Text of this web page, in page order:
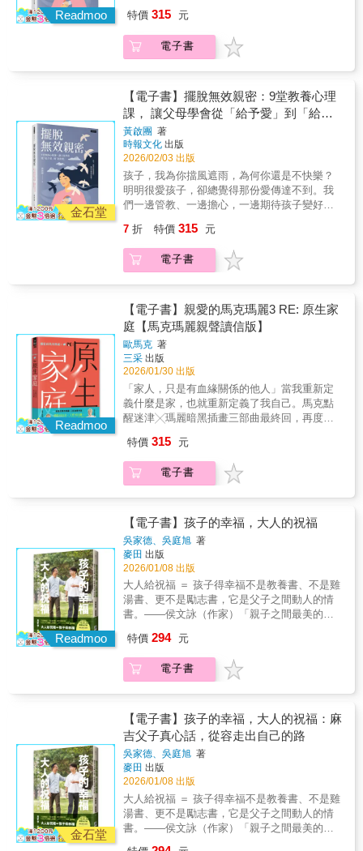
子女的文化與世代差異，有助於與孩子溝通和
連結，分辨哪些仗得打、哪些事讓它過去。◆
孩子做出令人遺憾的選擇，不一定代表你是失
敗的父母。◆把孩子理當承受的後果拿走，就
要」，但這會讓父母鼓勵孩子的依賴。◆不要
逼孩子在你與他們的新家庭之間做選擇。◆做
祖父母最棒的，就是可以不用再鑽進為人父母
的牛角尖，只把注意力放那些真正重要的事情
上。◆不管你有沒有錢留給繼承人，都要與孩
子溝通你的遺產計畫。當孩子成為大人，父母
也需要再「成長」一次！
──「本質直觀」是找出事情的「源頭」，與孩
「事情的根源」是什麼。以語言表達事物本質
的哲學思考方式。具體來說，就是參加者一起
思考各種概念，並嘗試用語言將其清晰化，例
麼」，甚至「玩樂是什麼」「戀愛是什麼」
「信賴是什麼」「成長是什麼」等，都能成為
本質直觀的哲學對話主題。這類問題往往沒有
絕對的標準答案。然而，在討論中是否能達到
「沒錯，確實能這樣說，這就是本質！」的深
刻洞察，或至少盡可能接近，正是哲學最重要
的核心價值所在。
Readmoo
變壞，只是學會了沉默與退縮--因為在被責備與
被忽略之間，他感受不到被理解。愛，愛是一
種能量，也是每個父母的本能。但只有當孩子
庭案例為基礎，從心理學角度拆解家庭教育的
深層機制，帶領父母重新理解--「愛」從來不是
問題，問題在於愛的方式。本書以心理學為基
礎，提出「四種教養模式」、「孩子成長的心
理基礎」與「敏感化與復原力」等觀點，從以
下四個關鍵面向，幫助父母解開教養的根本難
題：" 性格養成： 孩子將成為什麼樣的人，比
他能做什麼更重要。" 信念與價值觀： 行為的
根源不在能力，而在潛藏的信念。" 情緒與復原
力： 父母懂得共情，孩子才能面對世界。" 自
子被看見、被尊重、被信任。每章皆以生活案
例開場，並附有練習指引，讓父母能將理解化
為行動，修正溝通模式，在陪伴中成長，讓家
天，知識可以被取代，但理解自己、感受他
人、面對世界的力量，才是孩子一生的底氣。
這本書不講空泛理論，也不販賣焦慮，而是幫
你看懂親子關係的心理運作，讓「愛」不再變
成壓力，而成為孩子成長的力量源泉。教育，
不是塑造一個完美的孩子，而是讓他有力量面
對不完美的世界。這不是一本教你「如何當好
父母」的書，而是一本教你「如何讓愛被看
特價 315 元
電子書
金石堂
【電子書】擺脫無效親密：9堂教養心理
課， 讓父母學會從「給予愛」到「給對
愛」
黃啟團 著
時報文化 出版
2026/02/03 出版
孩子，我為你擋風遮雨，為何你還是不快樂？
明明很愛孩子，卻總覺得那份愛傳達不到。我
們一邊管教、一邊擔心，一邊期待孩子變好，
變壞，只是學會了沉默與退縮--因為在被責備與
被忽略之間，他感受不到被理解。愛，愛是一
種能量，也是每個父母的本能。但只有當孩子
庭案例為基礎，從心理學角度拆解家庭教育的
深層機制，帶領父母重新理解--「愛」從來不是
問題，問題在於愛的方式。本書以心理學為基
礎，提出「四種教養模式」、「孩子成長的心
理基礎」與「敏感化與復原力」等觀點，從以
下四個關鍵面向，幫助父母解開教養的根本難
題：" 性格養成： 孩子將成為什麼樣的人，比
他能做什麼更重要。" 信念與價值觀： 行為的
根源不在能力，而在潛藏的信念。" 情緒與復原
力： 父母懂得共情，孩子才能面對世界。" 自
子被看見、被尊重、被信任。每章皆以生活案
例開場，並附有練習指引，讓父母能將理解化
為行動，修正溝通模式，在陪伴中成長，讓家
天，知識可以被取代，但理解自己、感受他
人、面對世界的力量，才是孩子一生的底氣。
這本書不講空泛理論，也不販賣焦慮，而是幫
你看懂親子關係的心理運作，讓「愛」不再變
成壓力，而成為孩子成長的力量源泉。教育，
不是塑造一個完美的孩子，而是讓他有力量面
對不完美的世界。這不是一本教你「如何當好
見」的書。
7 折 特價 315 元
電子書
Readmoo
【電子書】親愛的馬克瑪麗3 RE: 原生家
庭【馬克瑪麗親聲讀信版】
歐馬克 著
三采 出版
2026/01/30 出版
「家人，只是有血緣關係的他人」當我重新定
義什麼是家，也就重新定義了我自己。馬克點
醒迷津╳瑪麗暗黑插畫三部曲最終回，再度神
容簡介】✦情侶可以分、工作可以離，但搞不
定的家人怎麼辦？等等、等等，在想怎麼辦之
前，先思考對你來說，什麼是家？真正的家，
眼，大至想逃家，總有一個與你有關！〆過年
帶老母出門，被從頭嫌到尾〆16歲時，我發現
爸爸有外遇……〆我媽是全方面的控制狂暴
君！〆重男輕女的家庭，讓人窒息……這一
次，不告訴你怎麼拯救別人，只教你如何「自
保」。✦刻骨經驗╳理性分析╳生動譬喻馬克
親身經歷，看懂大家的痛……馬克說，高中是
他跟家裡處得最不好的時候，從與爸爸的肢體
衝突，到跟媽媽的情緒冷戰……可是他並沒有
歲。（別擔心，馬克媽還活得好好的，當時是
她決定主動搬家）這麼多年，他看見家人的另
一面、看見情緒，也看懂網友的來信……✦期
待道歉，是活在自設監獄「我就是過不去
啊！」很多人面對家庭問題會這樣反駁。今天
不管我們長成了什麼樣的大人，永遠都可以責
怪：是原生家庭把我變成這樣的。但歸因之
後，問題解決了嗎？沒有。只有當你止息了心
中的苦，才真正止息了來自於上一代、上上一
代、乃至世世代代的苦。✦翻開這本書，從怨
靈小隊脫隊！❝你的內在就像是一群孩子，痛苦
則是其中的drama queen，但要記得，你才是這
特價 315 元
電子書
Readmoo
【電子書】孩子的幸福，大人的祝福
吳家德、吳庭旭 著
麥田 出版
2026/01/08 出版
大人給祝福 ＝ 孩子得幸福不是教養書、不是雞
湯書、更不是勵志書，它是父子之間動人的情
書。——侯文詠（作家）「親子之間最美的互
懂得說對不起、且能聆聽孩子的父親，一個懂
得付出關心、在爸爸運動受傷時停下腳步的兒
子。勵志暢銷作家吳家德與兒子的生命思索，
蜿蜒，才能踏實掌握生命選擇權。我不把自己
的遺憾，投射在孩子身上。我學生時代的成績
中等，沒有耀眼的名次。但我並不覺得那是失
敗，反而感謝那段平凡的日子，讓我懂得努力
的價值。許多父母容易陷入一種無形的補償心
理：「我當年沒做到的，就要孩子幫我完
成。」但這樣的期待，往往變成壓力。孩子的
人生，終究該由他自己去書寫。我時常提醒自
己：不要用「我覺得好的路」，取代「他想走
的方向」。我能做的，是分享經驗、提供資
特價 294 元
電子書
金石堂
【電子書】孩子的幸福，大人的祝福：麻
吉父子真心話，從容走出自己的路
吳家德、吳庭旭 著
麥田 出版
2026/01/08 出版
大人給祝福 ＝ 孩子得幸福不是教養書、不是雞
湯書、更不是勵志書，它是父子之間動人的情
書。——侯文詠（作家）「親子之間最美的互